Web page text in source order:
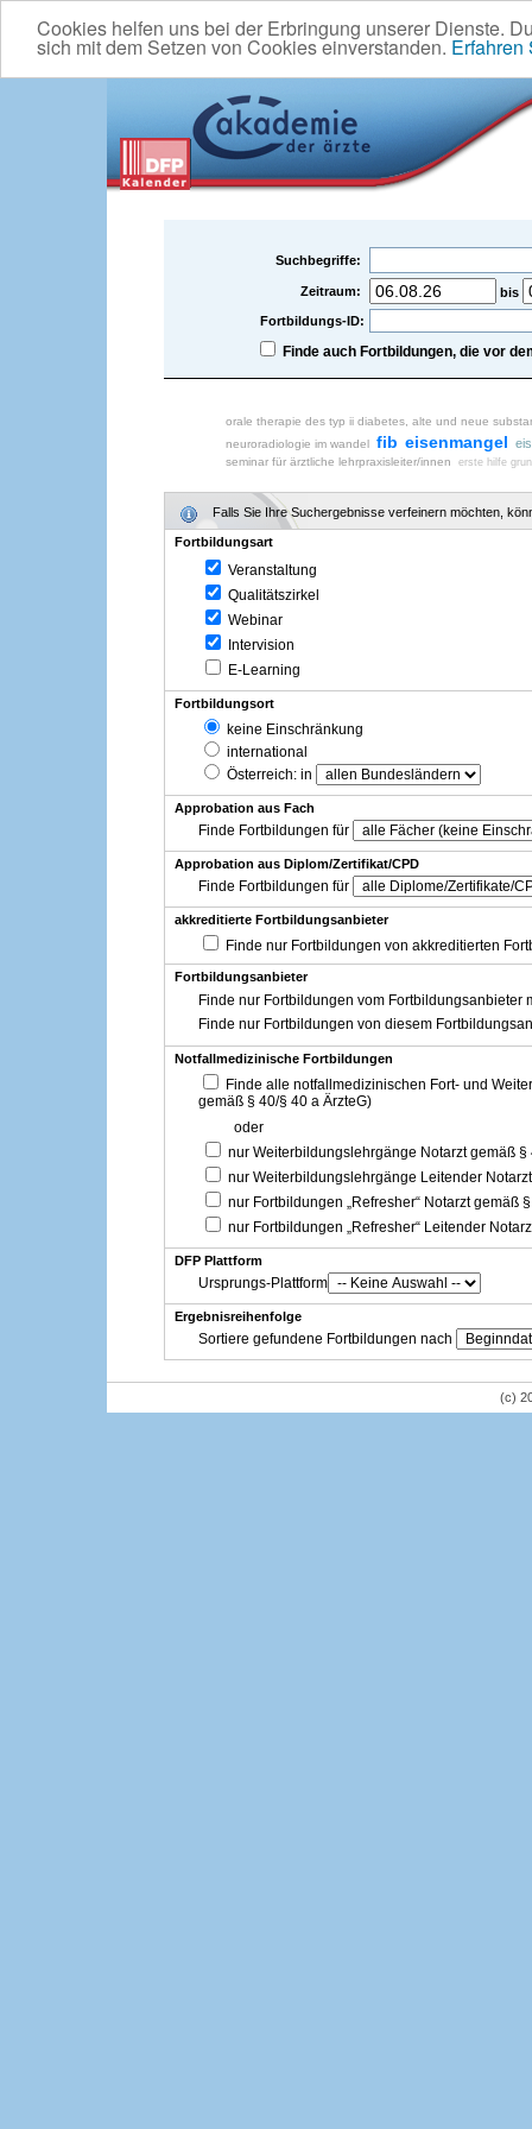
Cookies helfen uns bei der Erbringung unserer Dienste.
sich mit dem Setzen von Cookies einverstanden. Erfahren
Suchbegriffe:
Zeitraum:
bis
Fortbildungs-ID:
Finde auch Fortbildungen, die vor
orale therapie des typ ii diabetes, alte und neue
neuroradiologie im wandel fib eisenmangel
seminar für ärztliche lehrpraxisleiter/innen erste hilfe
Falls Sie Ihre Suchergebnisse verfeinern möchten,
Fortbildungsart
Veranstaltung
Qualitätszirkel
Webinar
Intervision
E-Learning
Fortbildungsort
keine Einschränkung
international
Österreich: in
Approbation aus Fach
Finde Fortbildungen für
Approbation aus Diplom/Zertifikat/CPD
Finde Fortbildungen für
akkreditierte Fortbildungsanbieter
Finde nur Fortbildungen von akkreditierten
Fortbildungsanbieter
Finde nur Fortbildungen vom Fortbildungsanbieter
Finde nur Fortbildungen von diesem
Notfallmedizinische Fortbildungen
Finde alle notfallmedizinischen Fort- und
gemäß § 40/§ 40 a ÄrzteG)
oder
nur Weiterbildungslehrgänge Notarzt gemäß §
nur Weiterbildungslehrgänge Leitender
nur Fortbildungen „Refresher“ Notarzt gemäß
nur Fortbildungen „Refresher“ Leitender
DFP Plattform
Ursprungs-Plattform
Ergebnisreihenfolge
Sortiere gefundene Fortbildungen nach
(c)